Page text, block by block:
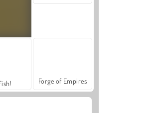
Forge of Empires